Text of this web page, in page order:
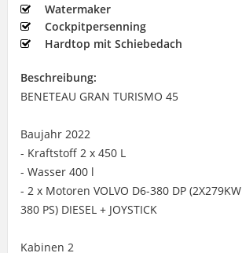
Watermaker
Cockpitpersenning
Hardtop mit Schiebedach
Beschreibung:
BENETEAU GRAN TURISMO 45
Baujahr 2022
- Kraftstoff 2 x 450 L
- Wasser 400 l
- 2 x Motoren VOLVO D6-380 DP (2X279KW
380 PS) DIESEL + JOYSTICK
Kabinen 2